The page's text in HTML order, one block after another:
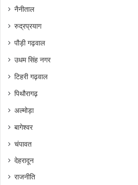
नैनीताल
रुद्रप्रयाग
पौड़ी गढ़वाल
उधम सिंह नगर
टिहरी गढ़वाल
पिथौरागढ़
अल्मोड़ा
बागेश्वर
चंपावत
देहरादून
राजनीति